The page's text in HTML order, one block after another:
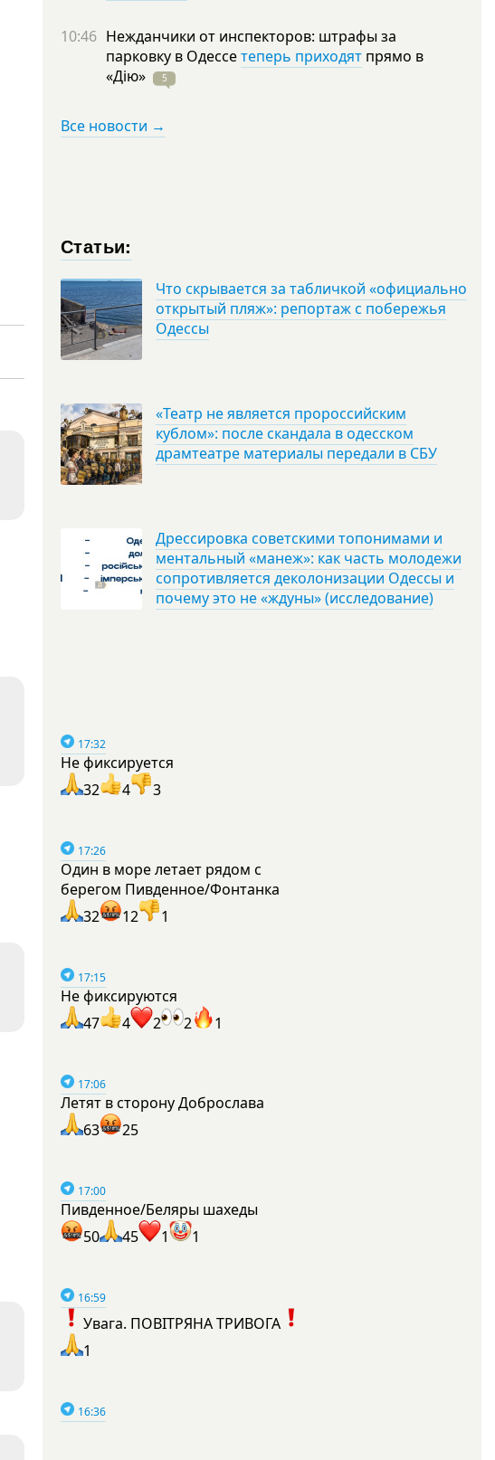
10:46 Нежданчики от инспекторов: штрафы за
парковку в Одессетеперь приходят прямо в
«Дію»
5
Все новости →
Статьи:
Что скрывается за табличкой «официально
открытый пляж»: репортаж с побережья
Одессы
«Театр не является пророссийским
кублом»: после скандала в одесском
драмтеатре материалы передали в СБУ
Дрессировка советскими топонимами и
ментальный «манеж»: как часть молодежи
сопротивляется деколонизации Одессы и
почему это не «ждуны» (исследование)
17:32
Не фиксируется
32
4 3
17:26
Один в море летает рядом с
берегом Пивденное/Фонтанка
32
12 1
17:15
Не фиксируются
47
4 2 2 1
17:06
Летят в сторону Доброслава
63
25
17:00
Пивденное/Беляры шахеды
50
45 1 1
16:59
Увага. ПОВІТРЯНА ТРИВОГА
1
16:36